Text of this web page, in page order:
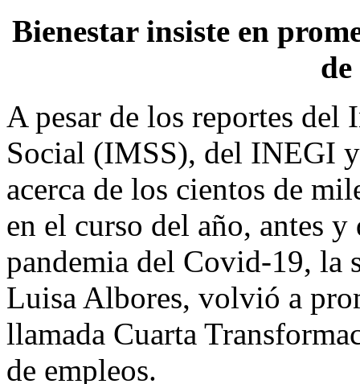
Bienestar insiste en
de
A pesar de los reportes
Social (IMSS), del INEGI
acerca de los cientos de
en el curso del año, antes
pandemia del Covid-19, la
Luisa Albores, volvió a
llamada Cuarta
de empleos.